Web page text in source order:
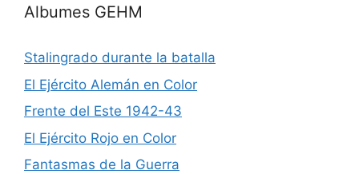
Albumes GEHM
Stalingrado durante la batalla
El Ejército Alemán en Color
Frente del Este 1942-43
El Ejército Rojo en Color
Fantasmas de la Guerra